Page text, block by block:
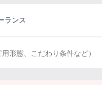
ランス
形態、こだわり条件など）